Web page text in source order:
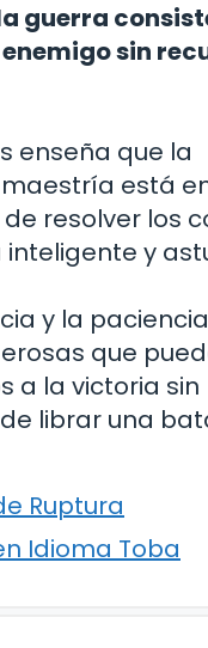
guerra
sin
enseña que la
está
resolver los
y
y la
que
a la victoria sin
librar una
Ruptura
Idioma Toba